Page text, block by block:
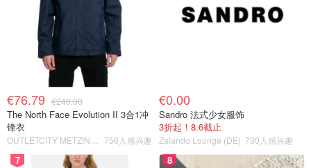
€76.79 €240.00
The North Face Evolution II 3合1冲
锋衣
756人感兴趣
€0.00
Sandro 法式少女服饰
3折起！8.6截止
Zalando Lounge (DE) 730人感兴趣
7 8